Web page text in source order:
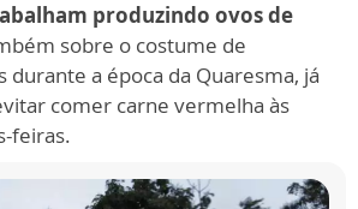
produzindo ovos de
sobre o costume de
durante a época da Quaresma, já
comer carne vermelha às
feiras.